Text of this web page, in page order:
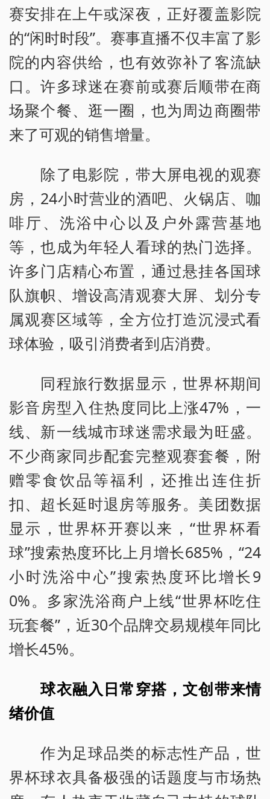
赛安排在上午或深夜，正好覆盖影院
的“闲时时段”。赛事直播不仅丰富了影
院的内容供给，也有效弥补了客流缺
口。许多球迷在赛前或赛后顺带在商
场聚个餐、逛一圈，也为周边商圈带
来了可观的销售增量。
除了电影院，带大屏电视的观赛
房，24小时营业的酒吧、火锅店、咖
啡厅、洗浴中心以及户外露营基地
等，也成为年轻人看球的热门选择。
许多门店精心布置，通过悬挂各国球
队旗帜、增设高清观赛大屏、划分专
属观赛区域等，全方位打造沉浸式看
球体验，吸引消费者到店消费。
同程旅行数据显示，世界杯期间
影音房型入住热度同比上涨47%，一
线、新一线城市球迷需求最为旺盛。
不少商家同步配套完整观赛套餐，附
赠零食饮品等福利，还推出连住折
扣、超长延时退房等服务。美团数据
显示，世界杯开赛以来，“世界杯看
球”搜索热度环比上月增长685%，“24
小时洗浴中心”搜索热度环比增长9
0%。多家洗浴商户上线“世界杯吃住
玩套餐”，近30个品牌交易规模年同比
增长45%。
球衣融入日常穿搭，文创带来情
绪价值
作为足球品类的标志性产品，世
界杯球衣具备极强的话题度与市场热